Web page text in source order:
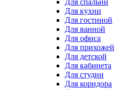
Для спальни
Для кухни
Для гостиной
Для ванной
Для офиса
Для прихожей
Для детской
Для кабинета
Для студии
Для коридора